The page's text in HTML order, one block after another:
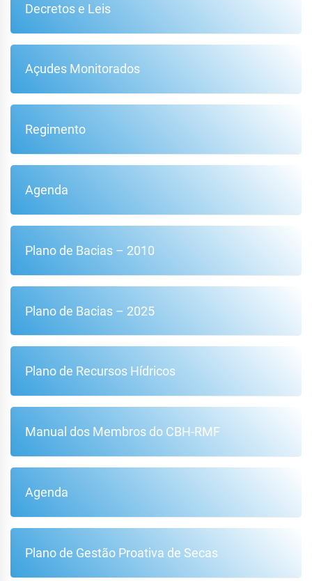
Decretos e Leis
Açudes Monitorados
Regimento
Agenda
Plano de Bacias – 2010
Plano de Bacias – 2025
Plano de Recursos Hídricos
Manual dos Membros do CBH-RMF
Agenda
Plano de Gestão Proativa de Secas